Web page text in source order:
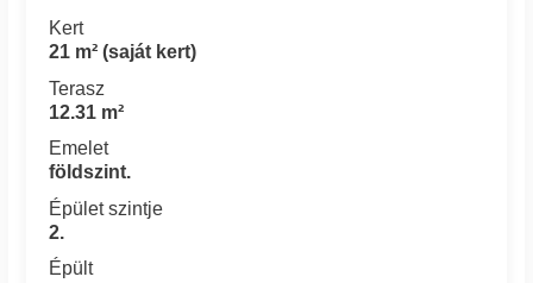
Kert
21 m² (saját kert)
Terasz
12.31 m²
Emelet
földszint.
Épület szintje
2.
Épült